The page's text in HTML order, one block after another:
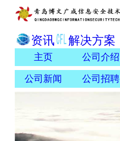
资讯 解决方案
主页 公司介绍
公司新闻 公司招聘